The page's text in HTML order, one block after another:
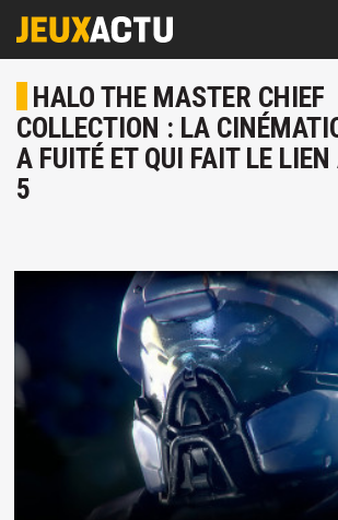
HALO THE MASTER CHIEF
COLLECTION : LA
A FUITÉ ET QUI FAIT LE
5